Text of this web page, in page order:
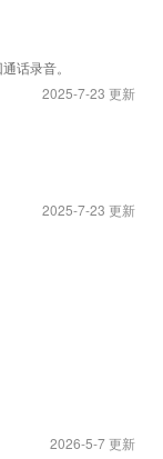
话录音。
2025-7-23 更新
2025-7-23 更新
2026-5-7 更新